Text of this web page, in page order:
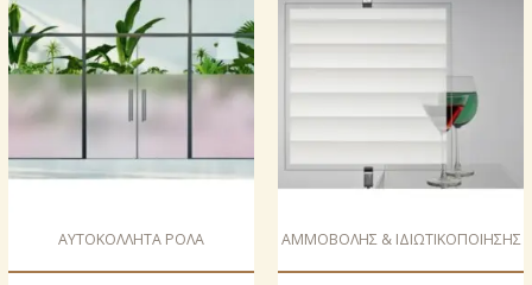
AΥΤΟΚΟΛΛΗΤΑ ΡΟΛΑ ΑΜΜΟΒΟΛΗΣ & ΙΔΙΩΤΙΚΟΠΟΙΗΣΗΣ